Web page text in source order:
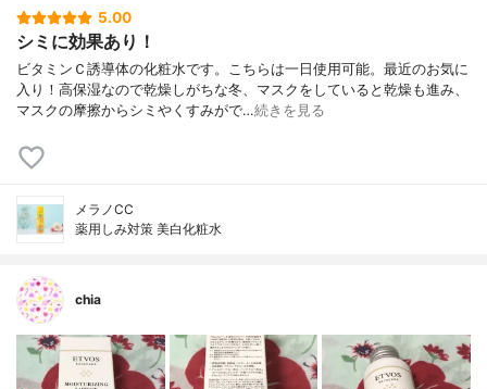
5.00
シミに効果あり！
ビタミンＣ誘導体の化粧水です。こちらは一日使用可能。最近のお気に
入り！高保湿なので乾燥しがちな冬、マスクをしていると乾燥も進み、
マスクの摩擦からシミやくすみがで…続きを見る
メラノCC
薬用しみ対策 美白化粧水
chia